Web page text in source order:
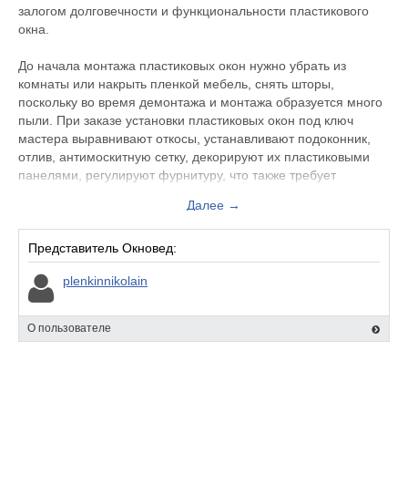
залогом долговечности и функциональности пластикового
окна.
До начала монтажа пластиковых окон нужно убрать из
комнаты или накрыть пленкой мебель, снять шторы,
поскольку во время демонтажа и монтажа образуется много
пыли. При заказе установки пластиковых окон под ключ
мастера выравнивают откосы, устанавливают подоконник,
отлив, антимоскитную сетку, декорируют их пластиковыми
панелями, регулируют фурнитуру, что также требует
В среднем установка пластикового окна занимает около 3
часов. Если требуется установить пластиковое окно
французского типа (панорамное) или любой другой
нестандартной конструкции, то время может увеличиться до
6 часов. Цена на установку окон пвх также варьируется от
сложности монтажа.
Далее →
Представитель Окновед:
plenkinnikolain
О пользователе